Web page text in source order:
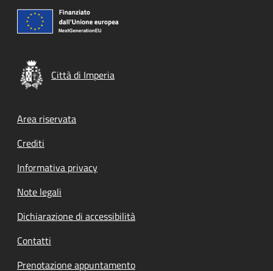
Città di Imperia
Footer menu
Area riservata
Crediti
Informativa privacy
Note legali
Dichiarazione di accessibilità
Contatti
Prenotazione appuntamento